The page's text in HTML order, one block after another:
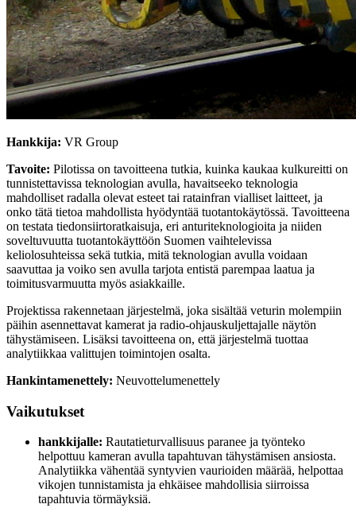
Hankkija: VR Group
Tavoite: Pilotissa on tavoitteena tutkia, kuinka kaukaa kulkureitti on
tunnistettavissa teknologian avulla, havaitseeko teknologia
mahdolliset radalla olevat esteet tai ratainfran vialliset laitteet, ja
onko tätä tietoa mahdollista hyödyntää tuotantokäytössä. Tavoitteena
on testata tiedonsiirtoratkaisuja, eri anturiteknologioita ja niiden
soveltuvuutta tuotantokäyttöön Suomen vaihtelevissa
keliolosuhteissa sekä tutkia, mitä teknologian avulla voidaan
saavuttaa ja voiko sen avulla tarjota entistä parempaa laatua ja
toimitusvarmuutta myös asiakkaille.
Projektissa rakennetaan järjestelmä, joka sisältää veturin molempiin
päihin asennettavat kamerat ja radio-ohjauskuljettajalle näytön
tähystämiseen. Lisäksi tavoitteena on, että järjestelmä tuottaa
analytiikkaa valittujen toimintojen osalta.
Hankintamenettely: Neuvottelumenettely
Vaikutukset
hankkijalle: Rautatieturvallisuus paranee ja työnteko
helpottuu kameran avulla tapahtuvan tähystämisen ansiosta.
Analytiikka vähentää syntyvien vaurioiden määrää, helpottaa
vikojen tunnistamista ja ehkäisee mahdollisia siirroissa
tapahtuvia törmäyksiä.